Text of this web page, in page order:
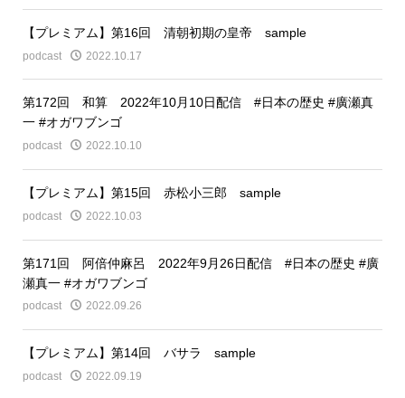
【プレミアム】第16回 清朝初期の皇帝 sample
podcast 2022.10.17
第172回 和算 2022年10月10日配信 #日本の歴史 #廣瀬真
一 #オガワブンゴ
podcast 2022.10.10
【プレミアム】第15回 赤松小三郎 sample
podcast 2022.10.03
第171回 阿倍仲麻呂 2022年9月26日配信 #日本の歴史 #廣
瀬真一 #オガワブンゴ
podcast 2022.09.26
【プレミアム】第14回 バサラ sample
podcast 2022.09.19